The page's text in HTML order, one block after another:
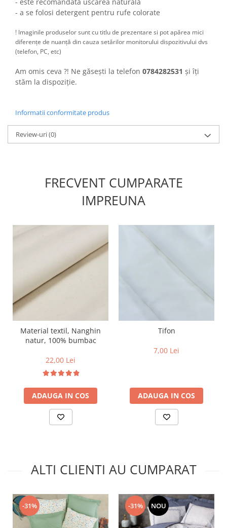
- a se folosi detergent pentru rufe colorate
! Imaginile produselor sunt cu titlu de prezentare si pot apărea mici
diferențe de nuanță din cauza setărilor monitorului dispozitivului dvs
(telefon, PC, etc)
Am omis ceva ?! Ne găsești la telefon 0784282531 și îți
stăm la dispoziție.
Informatii conformitate produs
Review-uri(0)
FRECVENT CUMPARATE
IMPREUNA
Material textil, Nanghin
natur, 100% bumbac
22,00 Lei
ADAUGA IN COS
Tifon
7,00 Lei
ADAUGA IN COS
ALTI CLIENTI AU CUMPARAT
-31% -31% NOU